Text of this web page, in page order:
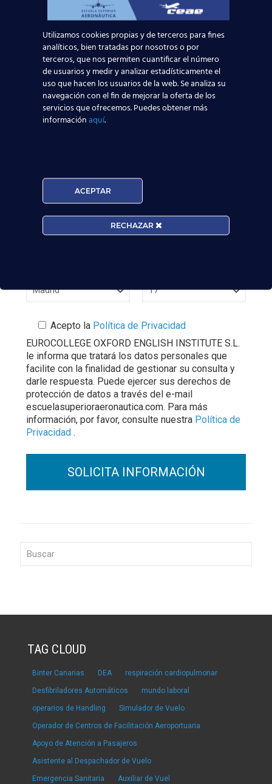
Leer más
Curso:
Acepto la Política de Privacidad
EUROCOLLEGE OXFORD ENGLISH INSTITUTE S.L.
le informa que tratará los datos personales que
facilite con la finalidad de gestionar su consulta y
darle respuesta. Puede ejercer sus derechos de
protección de datos a través del e-mail
escuelasuperioraeronautica.com. Para más
información, por favor, consulte nuestra Política de
Privacidad .
TAG CLOUD
Binter Canarias DEA respiración cardiopulmonar
Desfibriladores Automáticos mundo laboral
operarios de Handling Simulador de Vuelo
Operador de Centros de Facilitación Aeroportuaria
Apoyo de Atención a Pasajeros
Asistente al Despachador de Vuelo
Emergencia Sanitaria Auxiliar de Vuel
Utilizamos cookies propias y de terceros para fines
analíticos, bien tratadas por nosotros o por
terceros, que nos permiten cuantificar el número
de usuarios y medir y analizar estadísticamente el
uso que hacen los usuarios de la web. Se analiza su
navegación con el fin de mejorar la oferta de los
servicios que ofrecemos. Puedes obtener más
informaciónaquí.
ACEPTAR
RECHAZAR